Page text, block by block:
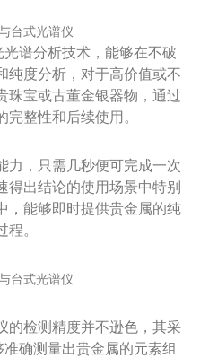
谱分析技术，能够在不破
纯度分析，对于高价值或不
珠宝或古董金银器物，通过
整性和后续使用。
力，只需几秒便可完成一次
得出结论的使用场景中特别
，能够即时提供贵金属的纯
。
的检测精度并不逊色，其采
确测量出贵金属的元素组